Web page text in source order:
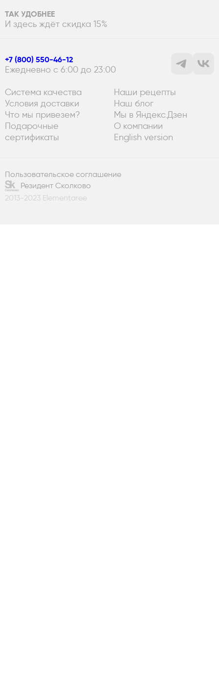
ТАК УДОБНЕЕ
И здесь ждёт скидка 15%
+7 (800) 550-46-12
Ежедневно с 6:00 до 23:00
Система качества
Условия доставки
Что мы привезем?
Подарочные
сертификаты
Наши рецепты
Наш блог
Мы в Яндекс.Дзен
О компании
English version
Пользовательское соглашение
Резидент Сколково
2013-2023 Elementaree